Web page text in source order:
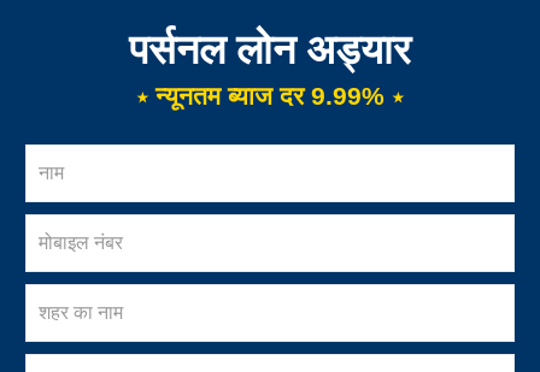
पर्सनल लोन अड्यार
⋆ न्यूनतम ब्याज दर 9.99% ⋆